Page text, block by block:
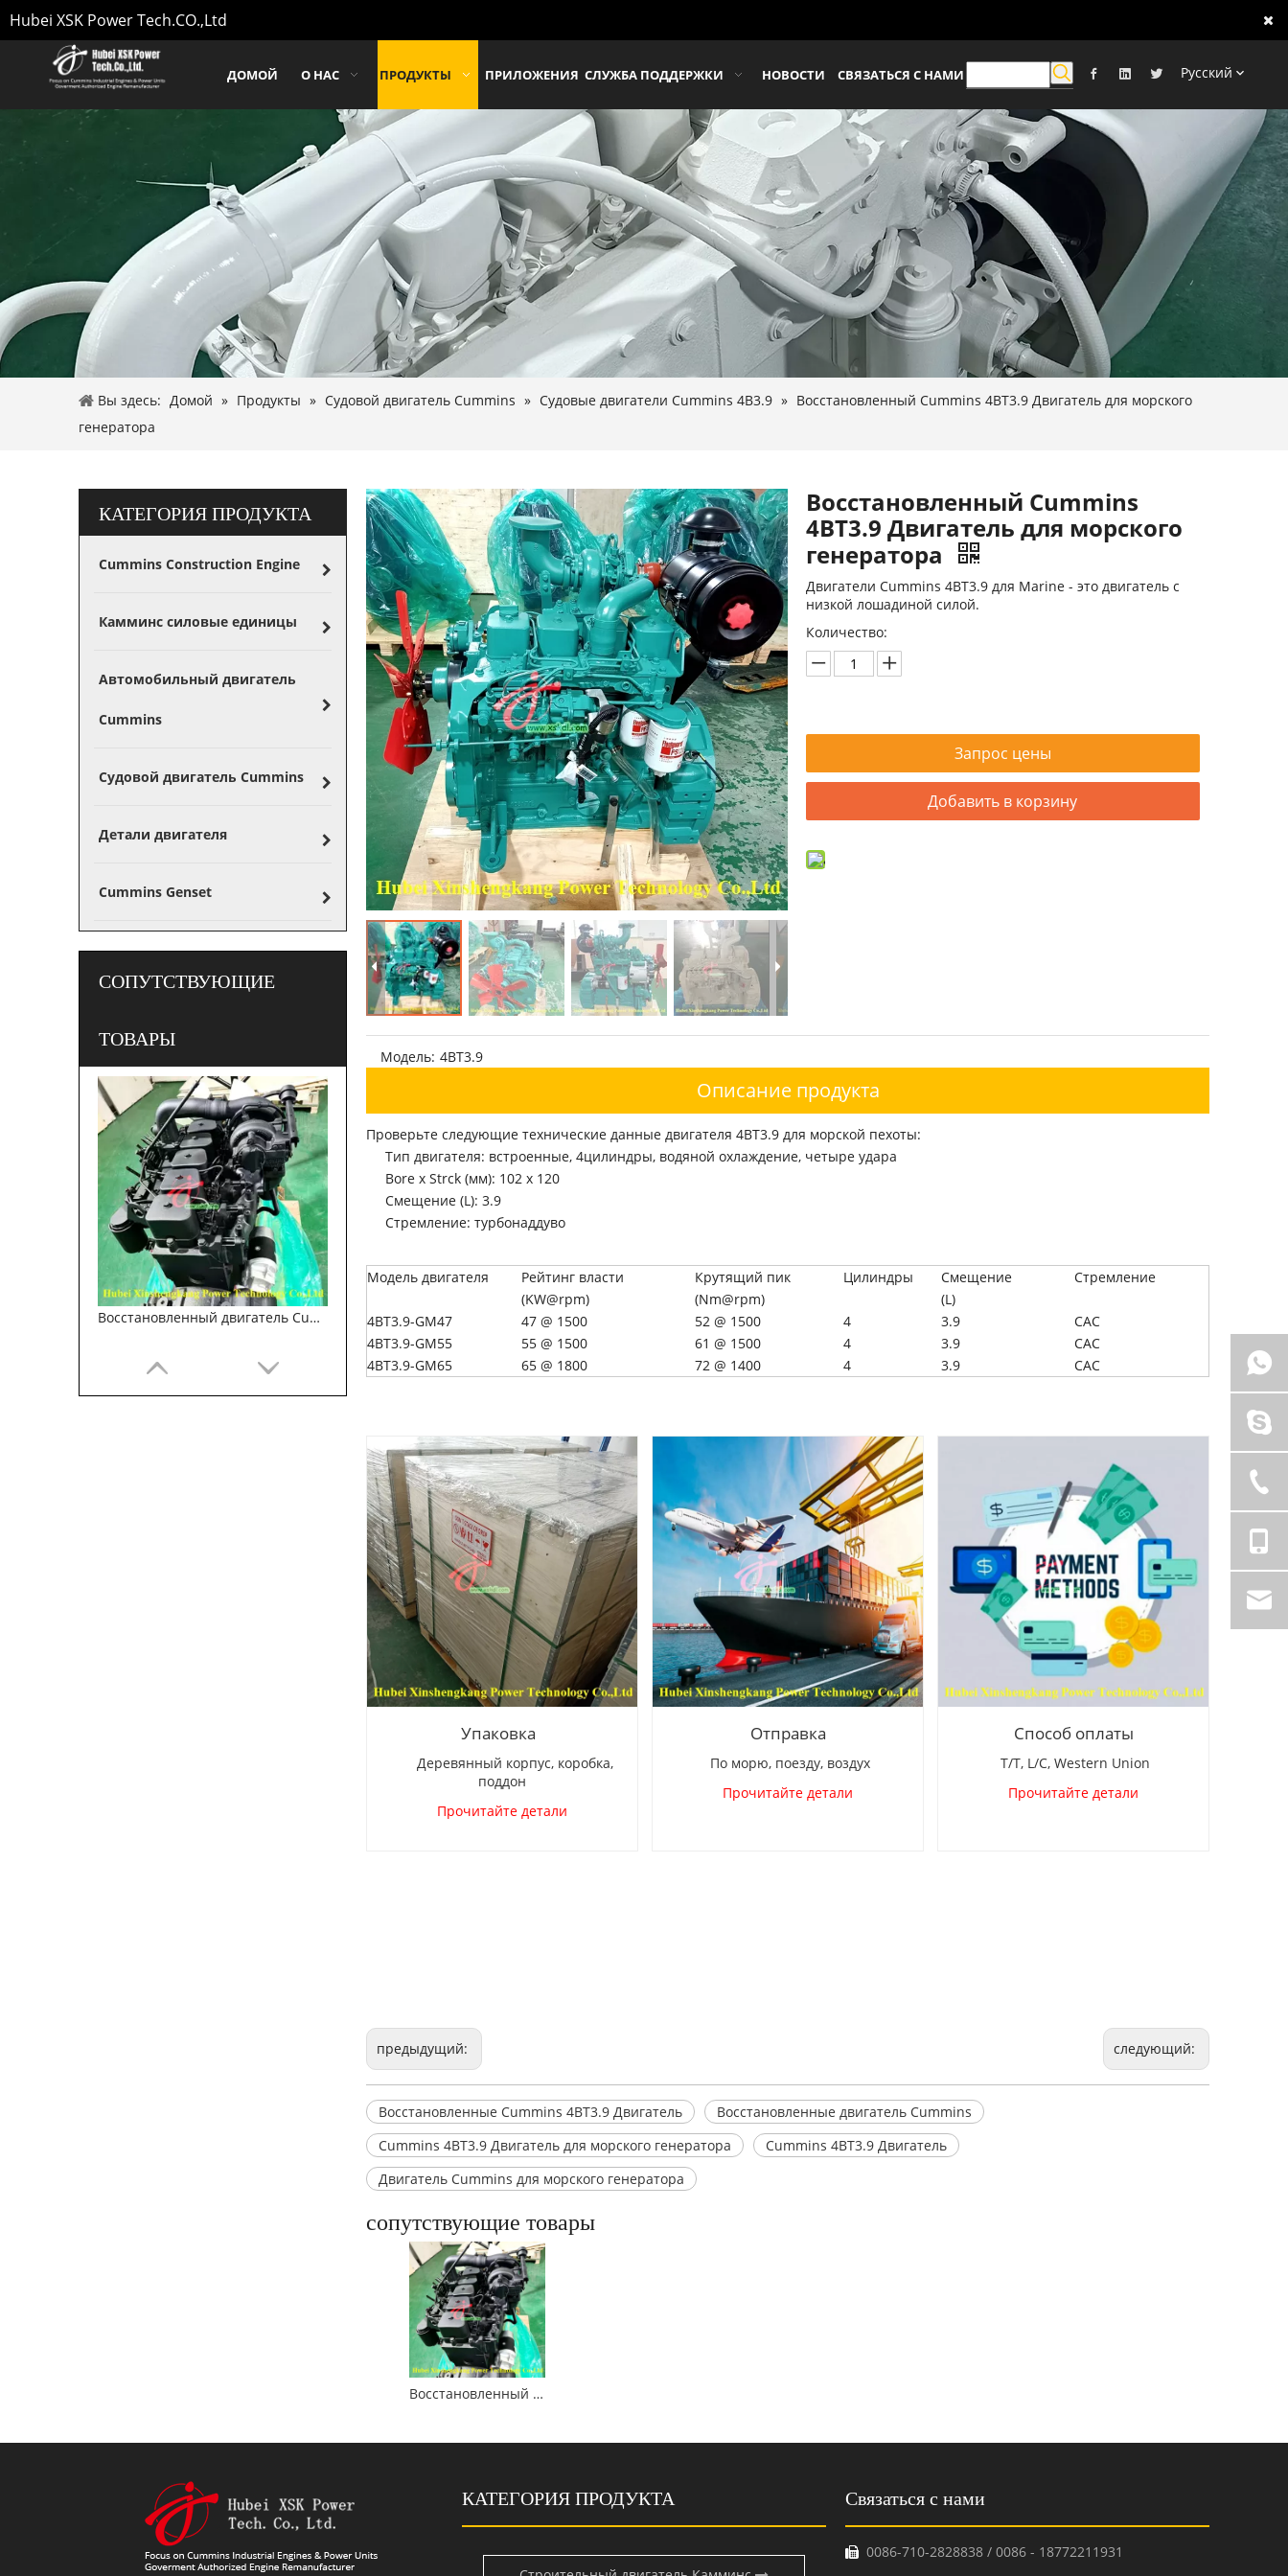
Hubei XSK Power Tech.CO.,Ltd
ДОМОЙ О НАС ПРОДУКТЫ ПРИЛОЖЕНИЯ СЛУЖБА ПОДДЕРЖКИ НОВОСТИ СВЯЗАТЬСЯ С НАМИ Pусский
Вы здесь: Домой » Продукты » Судовой двигатель Cummins » Судовые двигатели Cummins 4B3.9 » Восстановленный Cummins 4BT3.9 Двигатель для морского
генератора
КАТЕГОРИЯ ПРОДУКТА
Cummins Construction Engine
Камминс силовые единицы
Автомобильный двигатель
Cummins
Судовой двигатель Cummins
Детали двигателя
Cummins Genset
СОПУТСТВУЮЩИЕ
ТОВАРЫ
Восстановленный двигатель Cummins 6BT5.9 для строительных машин
Восстановленный Cummins
4BT3.9 Двигатель для морского
генератора
Двигатели Cummins 4BT3.9 для Marine - это двигатель с
низкой лошадиной силой.
Количество:
Запрос цены
Добавить в корзину
Модель: 4BT3.9
Описание продукта
Проверьте следующие технические данные двигателя 4BT3.9 для морской пехоты:
Тип двигателя: встроенные, 4цилиндры, водяной охлаждение, четыре удара
Bore x Strck (мм): 102 x 120
Смещение (L): 3.9
Стремление: турбонаддуво
Модель двигателя
Рейтинг власти
(KW@rpm)
Крутящий пик
(Nm@rpm)
Цилиндры
Смещение
(L)
Стремление
4BT3.9-GM47 47 @ 1500 52 @ 1500 4 3.9
CAC
4BT3.9-GM55
55 @ 1500 61 @ 1500 4 3.9
CAC
4BT3.9-GM65
65 @ 1800 72 @ 1400 4 3.9 CAC
Упаковка
Деревянный корпус, коробка,
поддон
Прочитайте детали
Отправка
По морю, поезду, воздух
Прочитайте детали
Способ оплаты
T/T, L/C, Western Union
Прочитайте детали
предыдущий: следующий:
Восстановленные Cummins 4BT3.9 Двигатель
Восстановленные двигатель Cummins
Cummins 4BT3.9 Двигатель для морского генератора
Cummins 4BT3.9 Двигатель
Двигатель Cummins для морского генератора
сопутствующие товары
Восстановленный двигатель Cummins 6BT5.9 для строительных машин
КАТЕГОРИЯ ПРОДУКТА Связаться с нами
 0086-710-2828838 / 0086 - 18772211931